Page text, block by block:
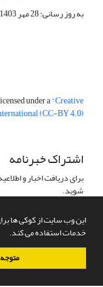
این وب سایت از کوکی ها
خدمات استفاده می کند.
به روز رسانی: 28 مهر 1403
under a"Creative
(CC-BY 4.0)"
اشتراک خبرنامه
برای دریافت اخبار و
شوید.
سامانه مدیریت نشریات